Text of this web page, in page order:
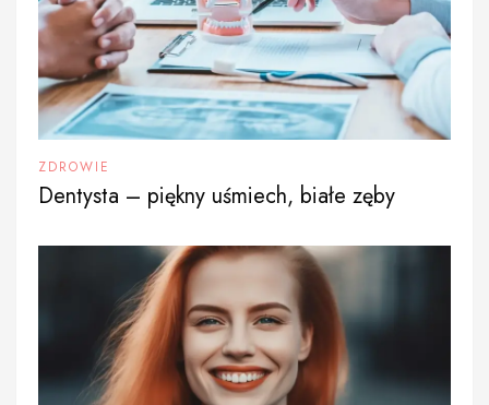
ZDROWIE
Dentysta – piękny uśmiech, białe zęby